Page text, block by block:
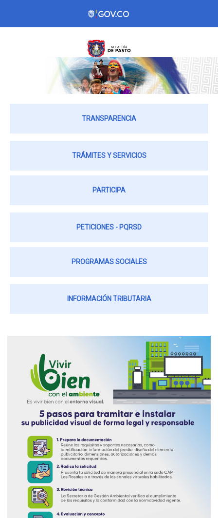
TRANSPARENCIA
TRÁMITES Y SERVICIOS
PARTICIPA
PETICIONES - PQRSD
PROGRAMAS SOCIALES
INFORMACIÓN TRIBUTARIA